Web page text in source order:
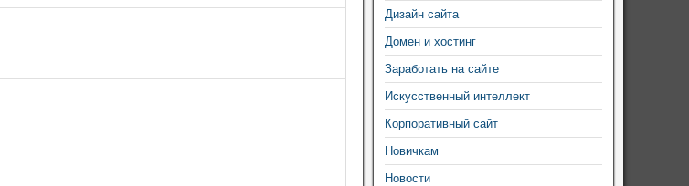
Дизайн сайта
Домен и хостинг
Заработать на сайте
Искусственный интеллект
Корпоративный сайт
Новичкам
Новости